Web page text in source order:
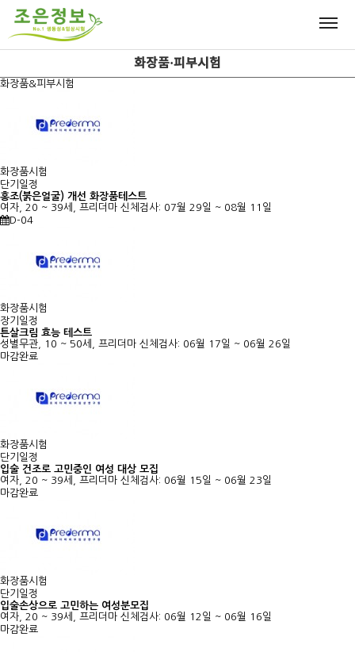
화장품·피부시험
화장품&피부시험
화장품시험
단기일정
홍조(붉은얼굴) 개선 화장품테스트
여자, 20 ~ 39세, 프리더마 신체검사: 07월 29일 ~ 08월 11일
D-04
화장품시험
장기일정
튼살크림 효능 테스트
성별무관, 10 ~ 50세, 프리더마 신체검사: 06월 17일 ~ 06월 26일
마감완료
화장품시험
단기일정
입술 건조로 고민중인 여성 대상 모집
여자, 20 ~ 39세, 프리더마 신체검사: 06월 15일 ~ 06월 23일
마감완료
화장품시험
단기일정
입술손상으로 고민하는 여성분모집
여자, 20 ~ 39세, 프리더마 신체검사: 06월 12일 ~ 06월 16일
마감완료